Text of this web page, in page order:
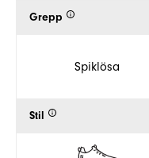
Grepp
Spiklösa
Stil